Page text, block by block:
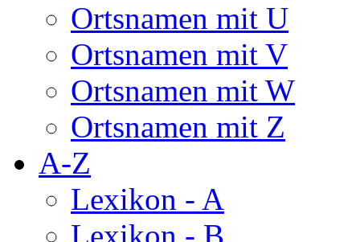
Ortsnamen mit U
Ortsnamen mit V
Ortsnamen mit W
Ortsnamen mit Z
A-Z
Lexikon - A